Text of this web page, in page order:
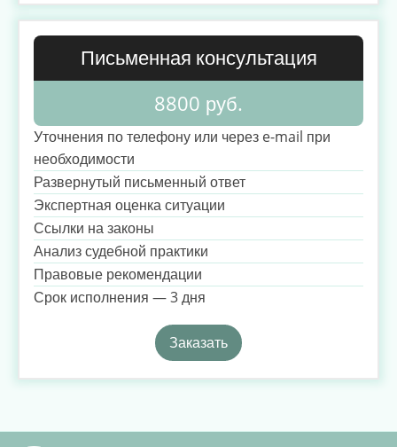
Письменная консультация
8800 руб.
Уточнения по телефону или через e-mail при
необходимости
Развернутый письменный ответ
Экспертная оценка ситуации
Ссылки на законы
Анализ судебной практики
Правовые рекомендации
Срок исполнения — 3 дня
Заказать